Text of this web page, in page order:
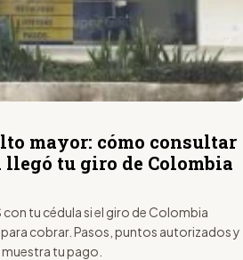
mayor: cómo consultar
tu giro de Colombia
tu cédula si el giro de Colombia
cobrar. Pasos, puntos autorizados y
tu pago.